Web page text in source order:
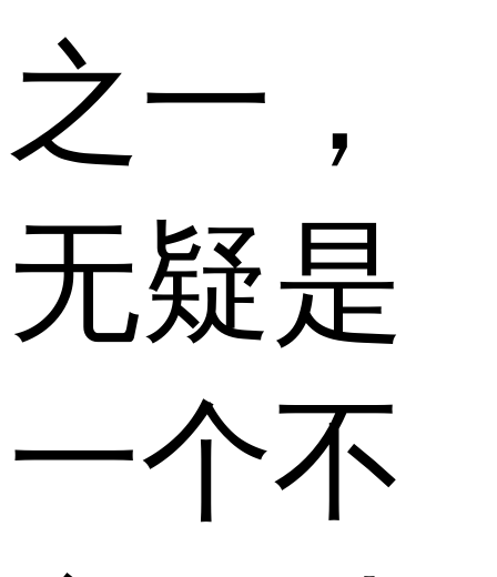
之一，
无疑是
一个不